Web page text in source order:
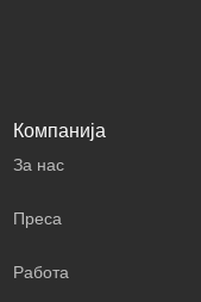
Компанија
За нас
Преса
Работа